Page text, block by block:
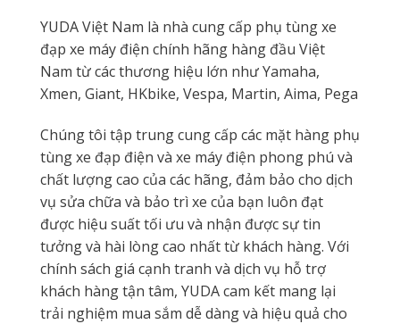
YUDA Việt Nam là nhà cung cấp phụ tùng xe
đạp xe máy điện chính hãng hàng đầu Việt
Nam từ các thương hiệu lớn như Yamaha,
Xmen, Giant, HKbike, Vespa, Martin, Aima, Pega
Chúng tôi tập trung cung cấp các mặt hàng phụ
tùng xe đạp điện và xe máy điện phong phú và
chất lượng cao của các hãng, đảm bảo cho dịch
vụ sửa chữa và bảo trì xe của bạn luôn đạt
được hiệu suất tối ưu và nhận được sự tin
tưởng và hài lòng cao nhất từ khách hàng. Với
chính sách giá cạnh tranh và dịch vụ hỗ trợ
khách hàng tận tâm, YUDA cam kết mang lại
trải nghiệm mua sắm dễ dàng và hiệu quả cho